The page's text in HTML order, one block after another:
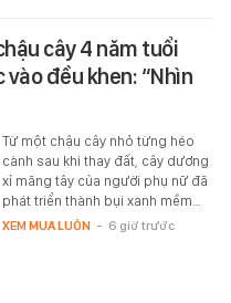
cây 4 năm tuổi
đều khen: “Nhìn
Từ một chậu cây nhỏ từng héo
cành sau khi thay đất, cây dương
xỉ măng tây của người phụ nữ đã
phát triển thành bụi xanh mềm…
XEM MUA LUÔN - 6 giờ trước